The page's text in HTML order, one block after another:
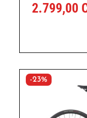
2.799,00
-23%